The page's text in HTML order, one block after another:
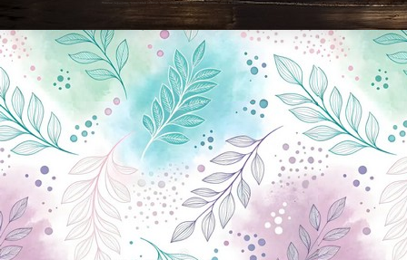
Новини Чернігова, Чернігівські новини, Чернігівський формат, новини Чернігова, події в Чернігові: політика, економіка, аналітика, культура, відеоновини, екологія, спортивний Чернігів, туризм, Чернігів